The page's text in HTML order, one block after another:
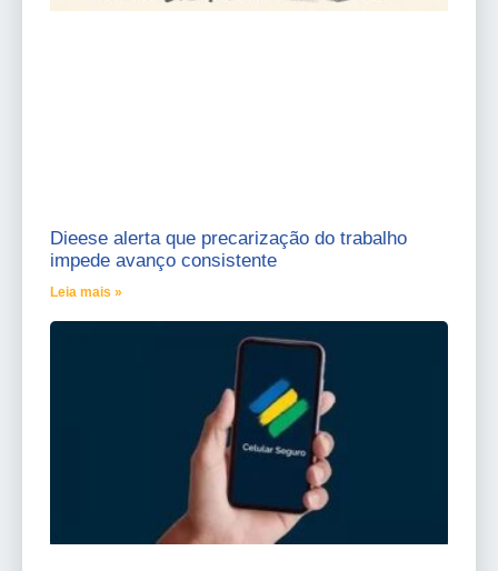
Dieese alerta que precarização do trabalho
impede avanço consistente
Leia mais »